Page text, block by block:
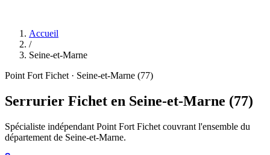
Accueil
/
Seine-et-Marne
Point Fort Fichet · Seine-et-Marne (77)
Serrurier Fichet en Seine-et-Marne (77)
Spécialiste indépendant Point Fort Fichet couvrant l'ensemble du
département de Seine-et-Marne.